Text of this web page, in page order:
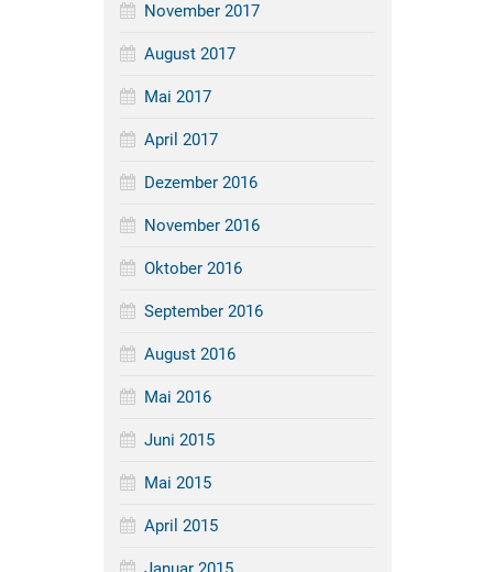
November 2017
August 2017
Mai 2017
April 2017
Dezember 2016
November 2016
Oktober 2016
September 2016
August 2016
Mai 2016
Juni 2015
Mai 2015
April 2015